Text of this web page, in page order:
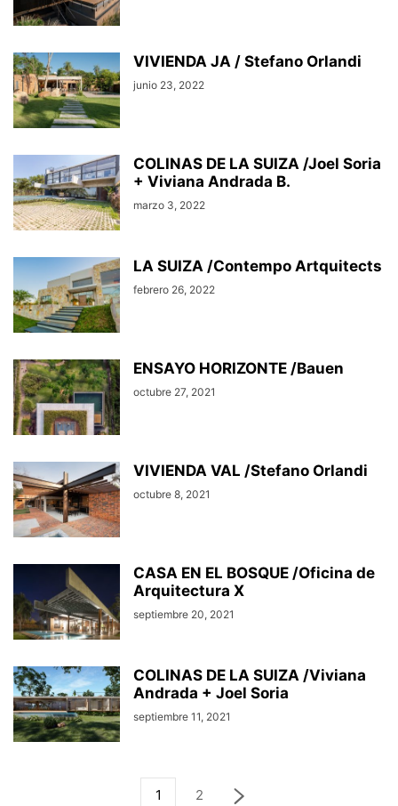
VIVIENDA JA / Stefano Orlandi
junio 23, 2022
COLINAS DE LA SUIZA /Joel Soria
+ Viviana Andrada B.
marzo 3, 2022
LA SUIZA /Contempo Artquitects
febrero 26, 2022
ENSAYO HORIZONTE /Bauen
octubre 27, 2021
VIVIENDA VAL /Stefano Orlandi
octubre 8, 2021
CASA EN EL BOSQUE /Oficina de
Arquitectura X
septiembre 20, 2021
COLINAS DE LA SUIZA /Viviana
Andrada + Joel Soria
septiembre 11, 2021
1 2